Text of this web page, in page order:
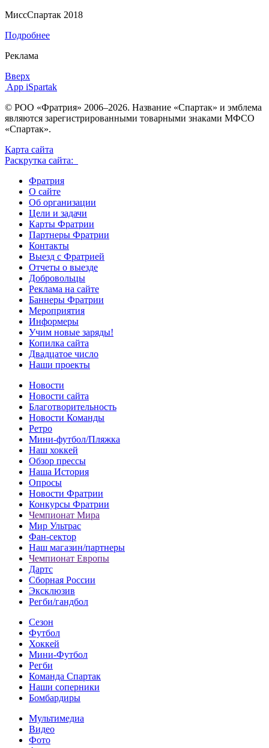
МиссСпартак 2018
Подробнее
Реклама
Вверх
App iSpartak
© РОО «Фратрия» 2006–2026. Название «Спартак» и эмблема
являются зарегистрированными товарными знаками МФСО
«Спартак».
Карта сайта
Раскрутка сайта:
Фратрия
О сайте
Об организации
Цели и задачи
Карты Фратрии
Партнеры Фратрии
Контакты
Выезд с Фратрией
Отчеты о выезде
Добровольцы
Реклама на сайте
Баннеры Фратрии
Мероприятия
Информеры
Учим новые заряды!
Копилка сайта
Двадцатое число
Наши проекты
Новости
Новости сайта
Благотворительность
Новости Команды
Ретро
Мини-футбол/Пляжка
Наш хоккей
Обзор прессы
Наша История
Опросы
Новости Фратрии
Конкурсы Фратрии
Чемпионат Мира
Мир Ультрас
Фан-cектор
Наш магазин/партнеры
Чемпионат Европы
Дартс
Сборная России
Эксклюзив
Регби/гандбол
Сезон
Футбол
Хоккей
Мини-Футбол
Регби
Команда Спартак
Наши соперники
Бомбардиры
Мультимедиа
Видео
Фото